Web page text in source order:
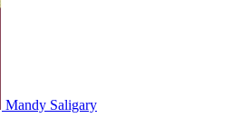
Mandy Saligary